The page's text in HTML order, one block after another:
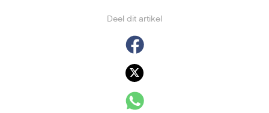
Deel dit artikel